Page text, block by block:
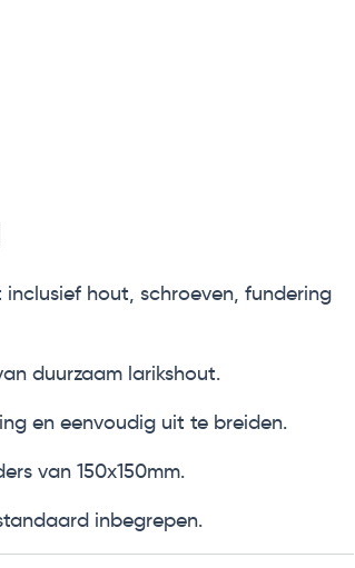
hout, schroeven, fundering
duurzaam larikshout.
en eenvoudig uit te breiden.
van 150x150mm.
inbegrepen.